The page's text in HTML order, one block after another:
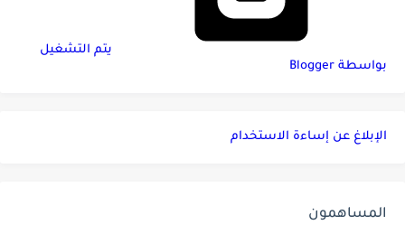
‏يتم التشغيل
بواسطة Blogger
الإبلاغ عن إساءة الاستخدام
المساهمون